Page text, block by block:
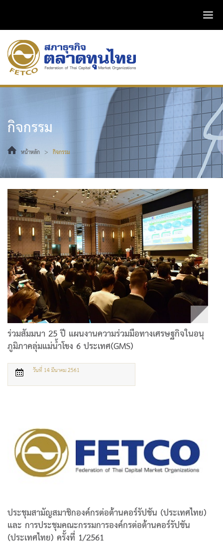
กิจกรรม
หน้าหลัก > กิจกรรม
ร่วมสัมมนา 25 ปี แผนงานความร่วมมือทางเศรษฐกิจในอนุ
ภูมิภาคลุ่มแม่น้ำโขง 6 ประเทศ(GMS)
วันที่ 14 มีนาคม 2561
ประชุมสามัญสมาชิกองค์กรต่อต้านคอร์รัปชัน (ประเทศไทย)
และ การประชุมคณะกรรมการองค์กรต่อต้านคอร์รัปชัน
(ประเทศไทย) ครั้งที่ 1/2561